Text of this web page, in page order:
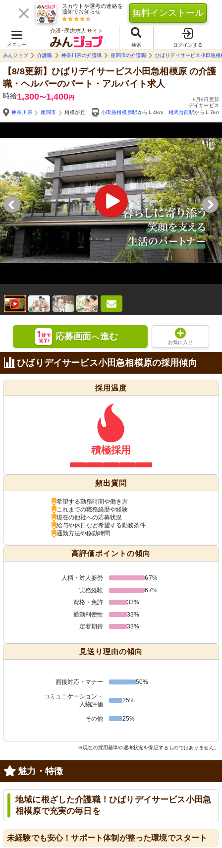
スカウトや選考の連絡を
通知でお知らせ
無料インストール
メニュー
介護･医療求人サイト
検索
ログインする
みんジョブ
介護職 神奈川県の介護職 座間市の介護職 ひばりデイサービス小田急相
【8/8更新】ひばりデイサービス小田急相模原の介護
職・ヘルパーのパート・アルバイト求人
時給1,300〜1,400円
8月8日更新
デイサービス
神奈川県
座間市 相模が丘 小田急相模原駅から1.4km 相武台前駅から1.7km
応募画面へ進む
お気に入り
ひばりデイサービス小田急相模原の採用傾向
採用温度
積極採用
頻出質問
希望する勤務時間や働き方
これまでの職務経歴や経験
現在の他社への応募状況
給与や休日など希望する勤務条件
通勤方法や移動時間
高評価ポイントの傾向
人柄・対人姿勢
67%
実務経験
67%
資格・免許
33%
通勤利便性
33%
定着期待
33%
見送り理由の傾向
面接対応・マナー 50%
コミュニケーション・
人物評価
25%
その他 25%
※現在の採用基準や選考状況を保証するものではありません。
魅力・特徴
地域に根ざした介護職！ひばりデイサービス小田急
相模原で充実の毎日を
未経験でも安心！サポート体制が整った環境でスタート